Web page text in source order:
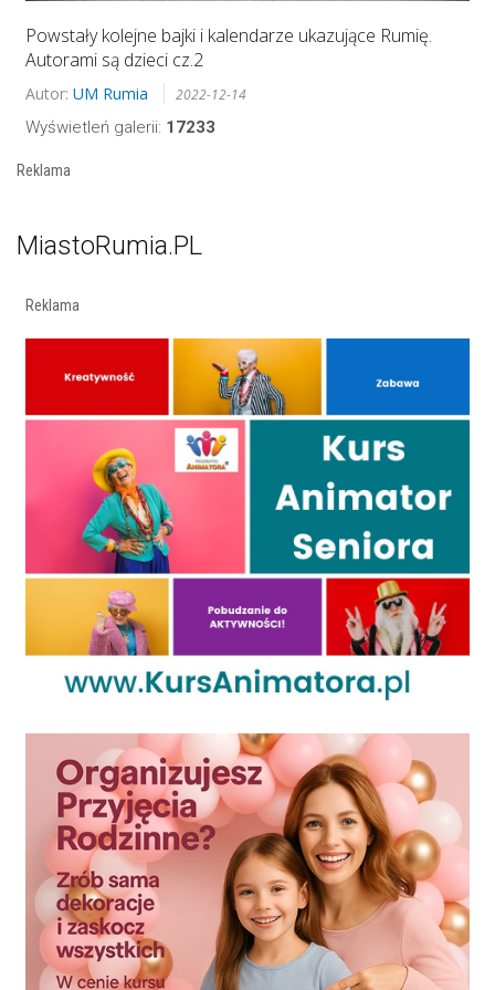
Powstały kolejne bajki i kalendarze ukazujące Rumię.
Autorami są dzieci cz.2
Autor: UM Rumia 2022-12-14
Wyświetleń galerii: 17233
Reklama
MiastoRumia.PL
Reklama